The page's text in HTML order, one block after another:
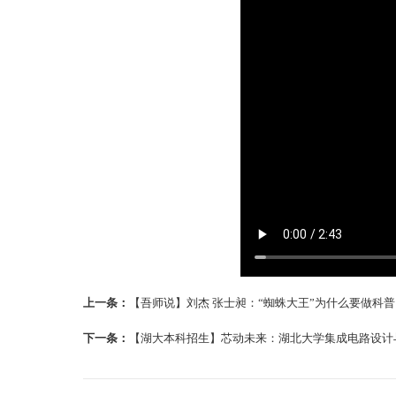
上一条： 【吾师说】刘杰 张士昶：“蜘蛛大王”为什么要做科普
下一条： 【湖大本科招生】芯动未来：湖北大学集成电路设